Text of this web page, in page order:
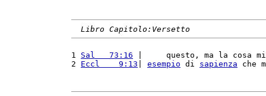
Libro Capitolo:Versetto
1 Sal   73:16 |     questo, ma la cosa
2 Eccl    9:13 esempio di sapienza che